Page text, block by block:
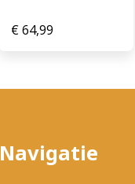
€64,99
Navigatie